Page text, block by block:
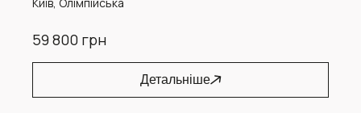
59 800 грн
Детальніше